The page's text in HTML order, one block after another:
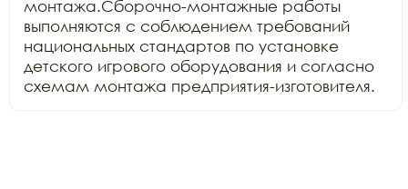
монтажа.Сборочно-монтажные работы
выполняются с соблюдением требований
национальных стандартов по установке
детского игрового оборудования и согласно
схемам монтажа предприятия-изготовителя.